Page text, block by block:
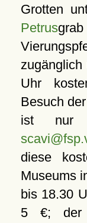
Grotten
Petrus
Uhr
Besuch
ist nur
diese
Museums
bis 18.30
5 €; der